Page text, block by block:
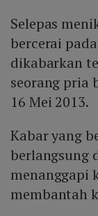
Selepas
bercerai
dikabarkan
seorang pria
16 Mei 2013.
Kabar yang
berlangsung
menanggapi
membantah